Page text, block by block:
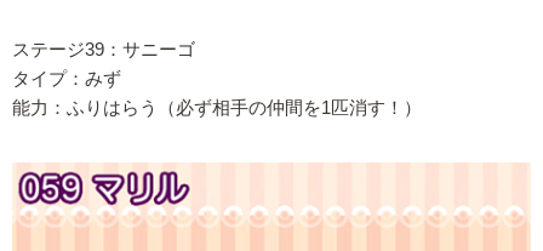
ステージ39：サニーゴ
タイプ：みず
能力：ふりはらう（必ず相手の仲間を1匹消す！）